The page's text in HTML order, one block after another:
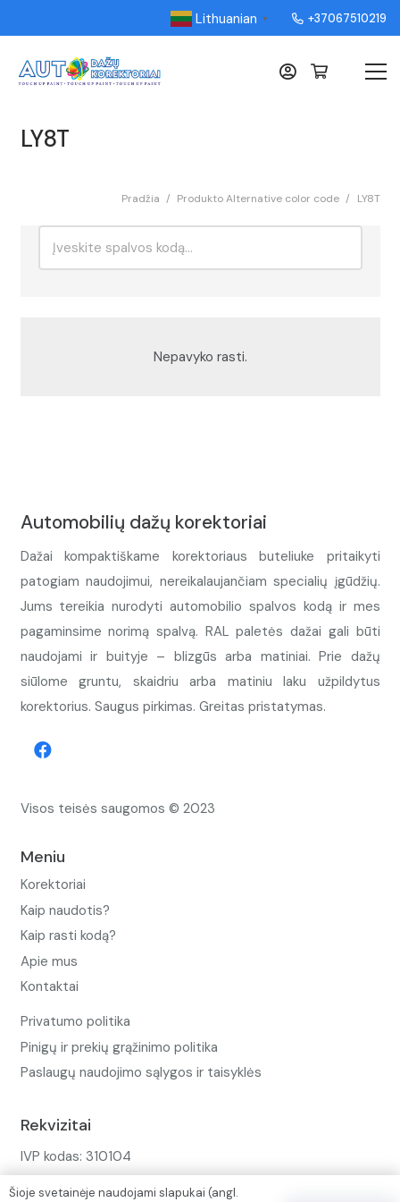
Lithuanian ▼ +37067510219
LY8T
Pradžia / Produkto Alternative color code / LY8T
Nepavyko rasti.
Automobilių dažų korektoriai
Dažai kompaktiškame korektoriaus buteliuke pritaikyti
patogiam naudojimui, nereikalaujančiam specialių įgūdžių.
Jums tereikia nurodyti automobilio spalvos kodą ir mes
pagaminsime norimą spalvą. RAL paletės dažai gali būti
naudojami ir buityje – blizgūs arba matiniai. Prie dažų
siūlome gruntu, skaidriu arba matiniu laku užpildytus
korektorius. Saugus pirkimas. Greitas pristatymas.
Visos teisės saugomos © 2023
Meniu
Korektoriai
Kaip naudotis?
Kaip rasti kodą?
Apie mus
Kontaktai
Privatumo politika
Pinigų ir prekių grąžinimo politika
Paslaugų naudojimo sąlygos ir taisyklės
Rekvizitai
IVP kodas: 310104
Šioje svetainėje naudojami slapukai (angl.